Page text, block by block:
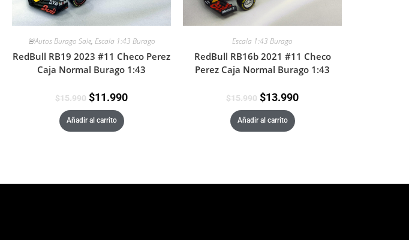
🚨Autos Burago Sale, Escala 1:43 Burago
RedBull RB19 2023 #11 Checo Perez
Caja Normal Burago 1:43
$15.990 $11.990
Añadir al carrito
Escala 1:43 Burago
RedBull RB16b 2021 #11 Checo
Perez Caja Normal Burago 1:43
$15.990 $13.990
Añadir al carrito